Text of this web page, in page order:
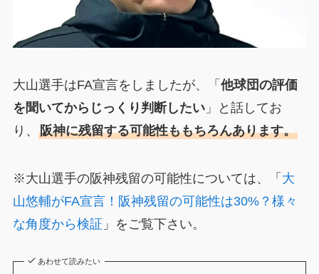
大山選手はFA宣言をしましたが、「 他球団の評価
を聞いてからじっくり判断したい」と話してお
り、 阪神に残留する可能性ももちろんあります。
※大山選手の阪神残留の可能性については、「 大
山悠輔がFA宣言！阪神残留の可能性は30%？様々
な角度から検証 」をご覧下さい。
あわせて読みたい